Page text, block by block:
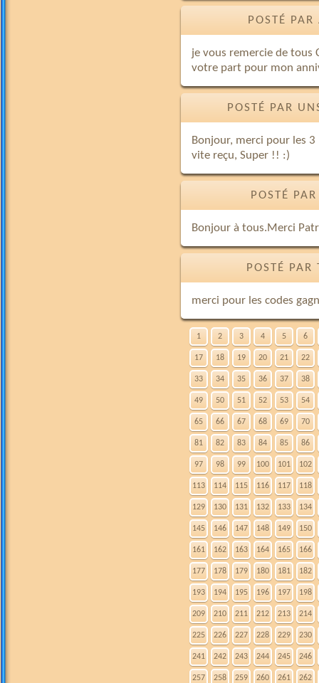
POSTÉ
je vous remercie de tous
votre part pour mon
POSTÉ PAR
Bonjour, merci pour les
vite reçu, Super !! :)
POSTÉ
Bonjour à tous.Merci
POSTÉ
merci pour les codes
1 2 3 4 5 6
17 18 19 20 21 22
33 34 35 36 37 38
49 50 51 52 53 54
65 66 67 68 69 70
81 82 83 84 85 86
97 98 99 100 101 102
113 114 115 116 117 118
129 130 131 132 133 134
145 146 147 148 149 150
161 162 163 164 165 166
177 178 179 180 181 182
193 194 195 196 197 198
209 210 211 212 213 214
225 226 227 228 229 230
241 242 243 244 245 246
257 258 259 260 261 262